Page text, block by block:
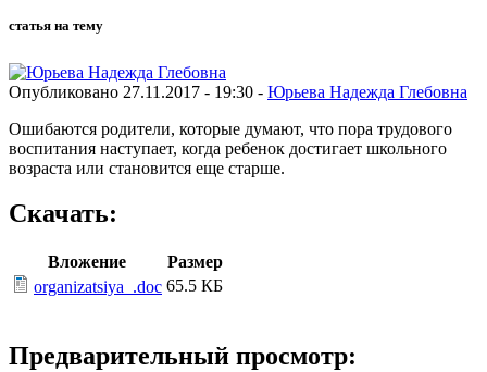
статья на тему
Опубликовано 27.11.2017 - 19:30 - Юрьева Надежда Глебовна
Ошибаются родители, которые думают, что пора трудового
воспитания наступает, когда ребенок достигает школьного
возраста или становится еще старше.
Скачать:
Вложение
Размер
organizatsiya_.doc 65.5 КБ
Предварительный просмотр: